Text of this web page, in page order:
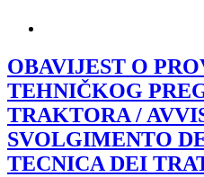
OBAVIJEST O
TEHNIČKOG
TRAKTORA /
SVOLGIMENTO
TECNICA DEI